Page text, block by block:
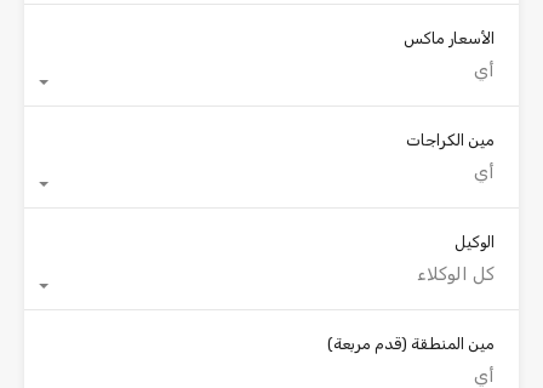
الأسعار ماكس
أي
مين الكراجات
أي
الوكيل
كل الوكلاء
مين المنطقة (قدم مربعة)